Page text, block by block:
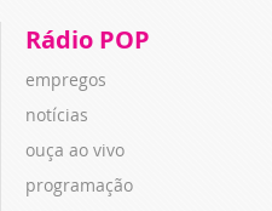
Rádio POP
empregos
notícias
ouça ao vivo
programação